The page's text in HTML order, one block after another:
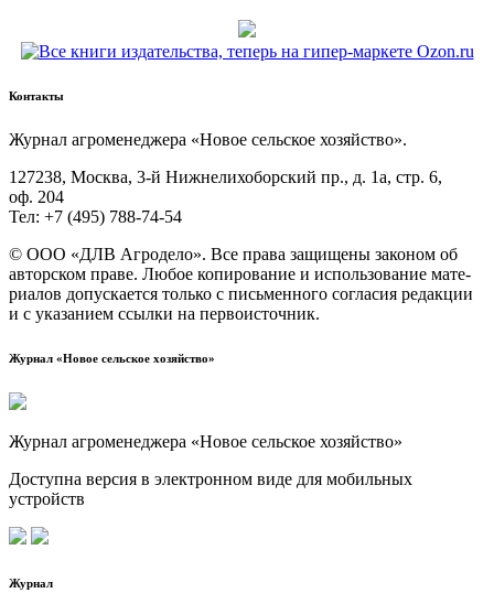
Контакты
Жур­нал агро­ме­не­дже­ра «Новое сель­ское хозяйство».
127238, Москва, 3‑й Ниж­не­ли­хо­бор­ский пр., д. 1а, стр. 6,
оф. 204
Тел: +7 (495) 788‑74‑54
© ООО «ДЛВ Агро­де­ло». Все пра­ва защи­ще­ны зако­ном об
автор­ском пра­ве. Любое копи­ро­ва­ние и исполь­зо­ва­ние мате­
ри­а­лов допус­ка­ет­ся толь­ко с пись­мен­но­го согла­сия редак­ции
и с ука­за­ни­ем ссыл­ки на первоисточник.
Журнал «Новое сельское хозяйство»
Журнал агроменеджера «Новое сельское хозяйство»
Доступна версия в электронном виде для мобильных
устройств
Журнал